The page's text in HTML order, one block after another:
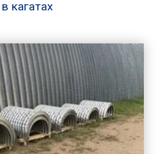
кагатах